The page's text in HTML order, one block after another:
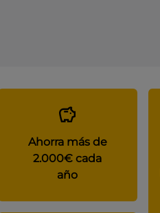
Ahorra más de
2.000€ cada
año